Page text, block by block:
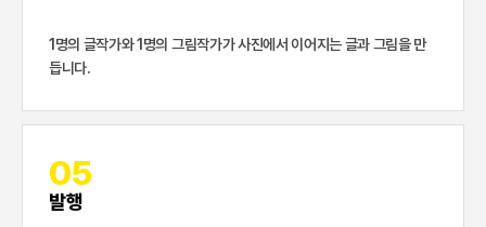
1명의 글작가와 1명의 그림작가가 사진에서 이어지는 글과 그림을 만
듭니다.
05
발행